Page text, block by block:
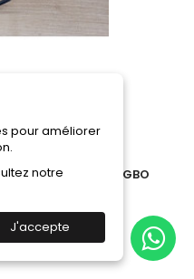
RENO 50 4T NINGBO
€
Détails
pour améliorer
notre
J'accepte